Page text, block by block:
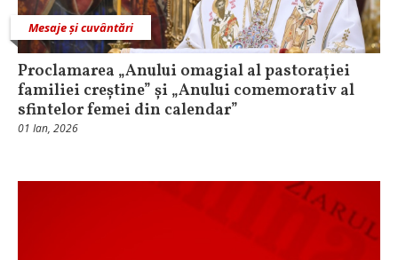
Mesaje și cuvântări
Proclamarea „Anului omagial al pastorației
familiei creștine” și „Anului comemorativ al
sfintelor femei din calendar”
01 Ian, 2026